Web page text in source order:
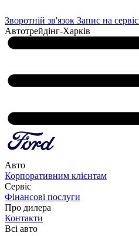
Зворотній зв'язок Запис на сервіс
Автотрейдінг-Харків
Авто
Корпоративним клієнтам
Сервіс
Фінансові послуги
Про дилера
Контакти
Всі авто